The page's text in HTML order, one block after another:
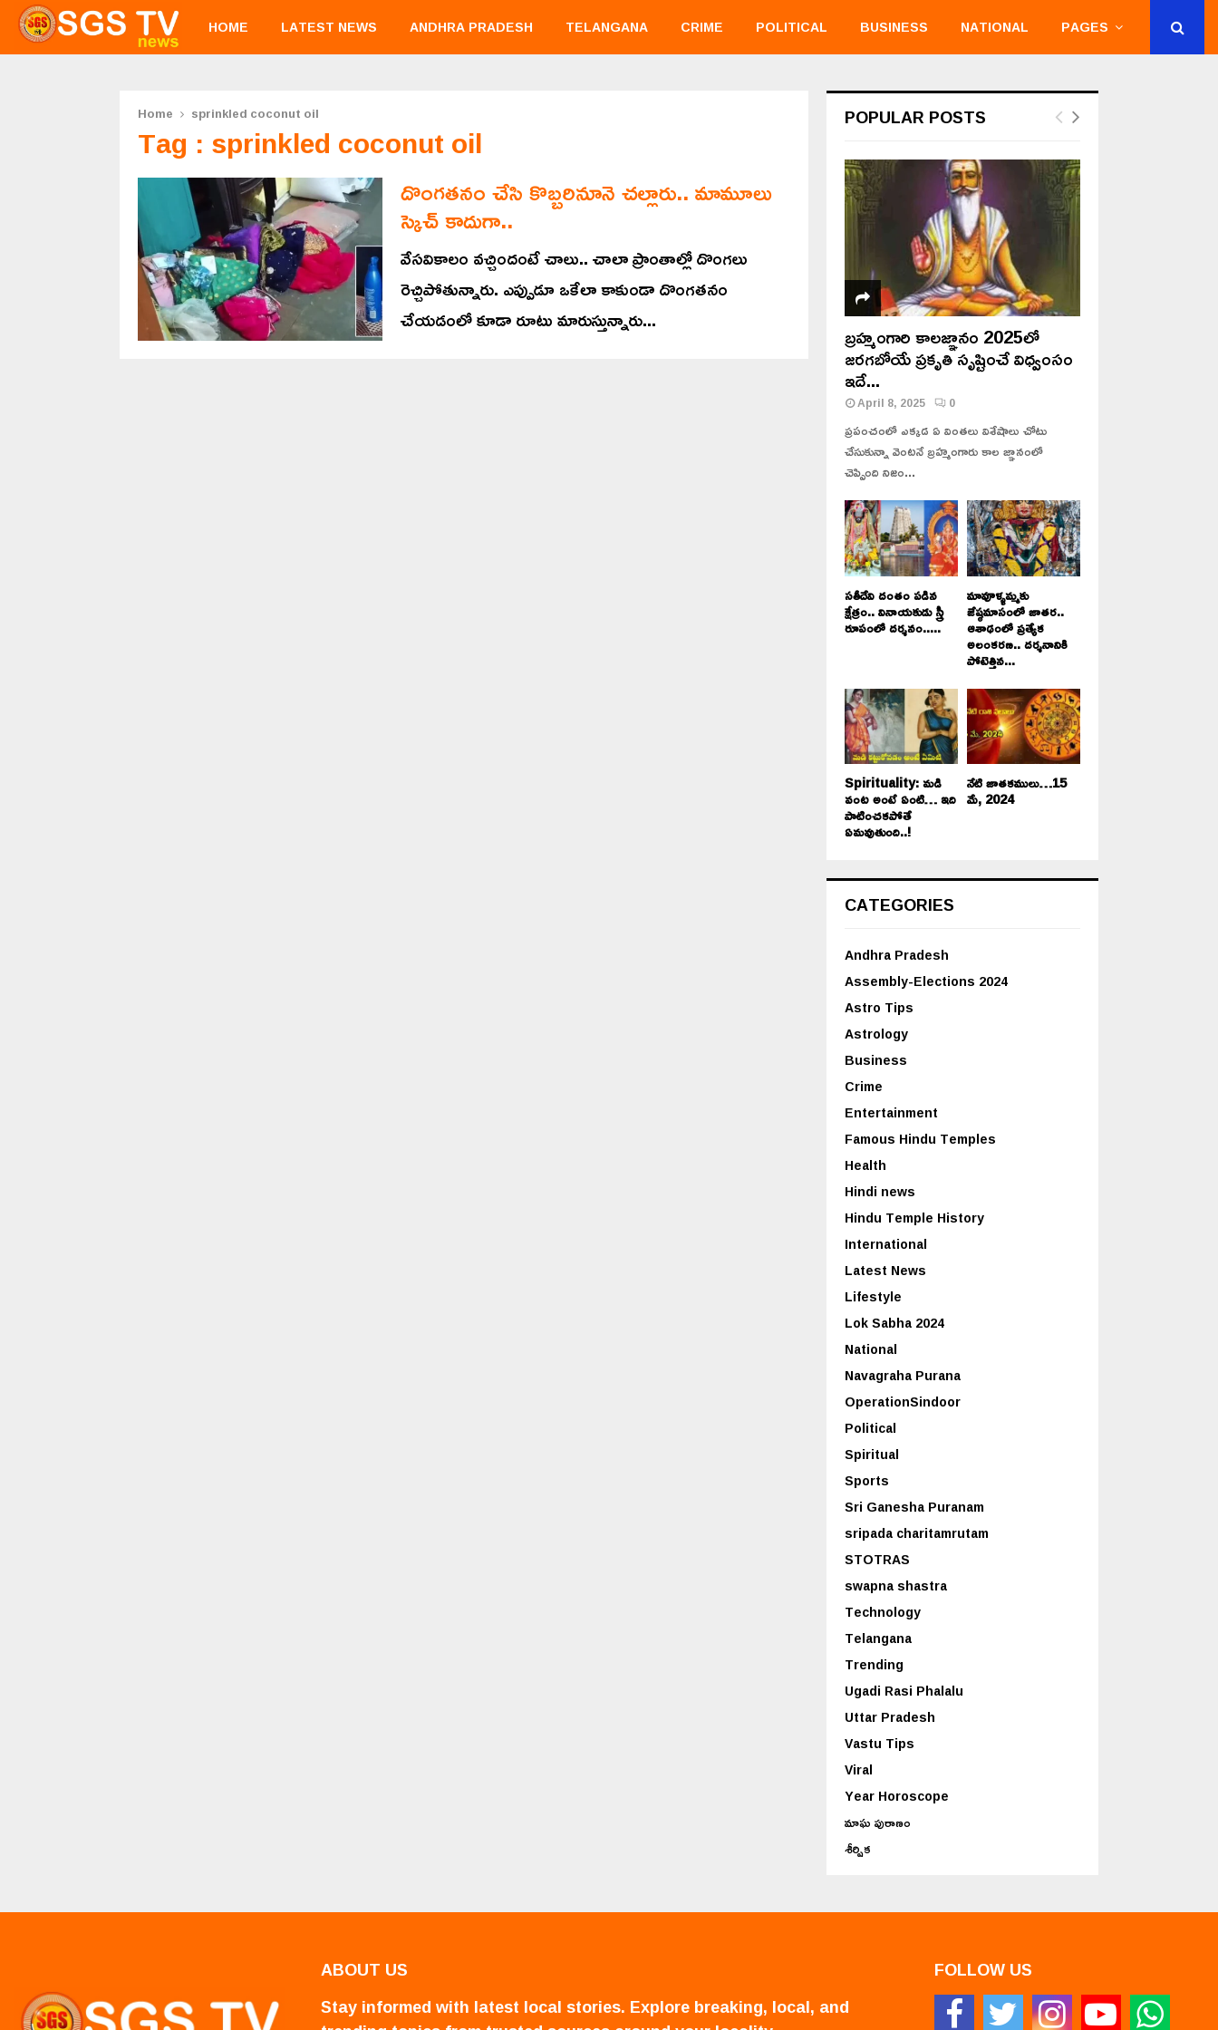
HOME LATEST NEWS ANDHRA PRADESH TELANGANA CRIME POLITICAL BUSINESS NATIONAL PAGES
Home sprinkled coconut oil
Tag : sprinkled coconut oil
దొంగతనం చేసి కొబ్బరినూనె చల్లారు.. మామూలు
స్కెచ్ కాదుగా..
వేసవికాలం వచ్చిందంటే చాలు.. చాలా ప్రాంతాల్లో దొంగలు
రెచ్చిపోతున్నారు. ఎప్పుడూ ఒకేలా కాకుండా దొంగతనం
చేయడంలో కూడా రూటు మారుస్తున్నారు...
POPULAR POSTS
బ్రహ్మంగారి కాలజ్ఞానం 2025లో
జరగబోయే ప్రకృతి సృష్టించే విధ్వంసం
ఇదే...
April 8, 2025 0
ప్రపంచంలో ఎక్కడ ఏ వింతలు విశేషాలు చోటు
చేసుకున్నా వెంటనే బ్రహ్మంగారు కాల జ్ఞానంలో
చెప్పింది నిజం...
సతీదేవి దంతం పడిన
క్షేత్రం.. వినాయకుడు స్త్రీ
రూపంలో దర్శనం.....
మావూళ్ళమ్మకు
జేష్ఠమాసంలో జాతర..
ఆశాఢంలో ప్రత్యేక
అలంకరణ.. దర్శనానికి
పోటెత్తిన...
Spirituality: మడి
వంట అంటే ఏంటి… ఇది
పాటించకపోతే
ఏమవుతుంది..!
నేటి జాతకములు…15
మే, 2024
CATEGORIES
Andhra Pradesh
Assembly-Elections 2024
Astro Tips
Astrology
Business
Crime
Entertainment
Famous Hindu Temples
Health
Hindi news
Hindu Temple History
International
Latest News
Lifestyle
Lok Sabha 2024
National
Navagraha Purana
OperationSindoor
Political
Spiritual
Sports
Sri Ganesha Puranam
sripada charitamrutam
STOTRAS
swapna shastra
Technology
Telangana
Trending
Ugadi Rasi Phalalu
Uttar Pradesh
Vastu Tips
Viral
Year Horoscope
మాఘ పురాణం
శీర్షిక
ABOUT US
Stay informed with latest local stories. Explore breaking, local, and
FOLLOW US